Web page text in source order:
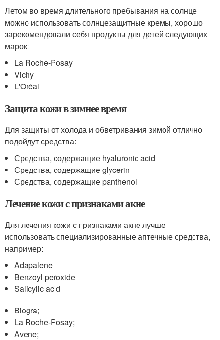
Летом во время длительного пребывания на солнце
можно использовать солнцезащитные кремы, хорошо
зарекомендовали себя продукты для детей следующих
марок:
La Roche-Posay
Vichy
L'Oréal
Защита кожи в зимнее время
Для защиты от холода и обветривания зимой отлично
подойдут средства:
Средства, содержащие hyaluronic acid
Средства, содержащие glycerin
Средства, содержащие panthenol
Лечение кожи с признаками акне
Для лечения кожи с признаками акне лучше
использовать специализированные аптечные средства,
например:
Adapalene
Benzoyl peroxide
Salicylic acid
Biogra;
La Roche-Posay;
Avene;